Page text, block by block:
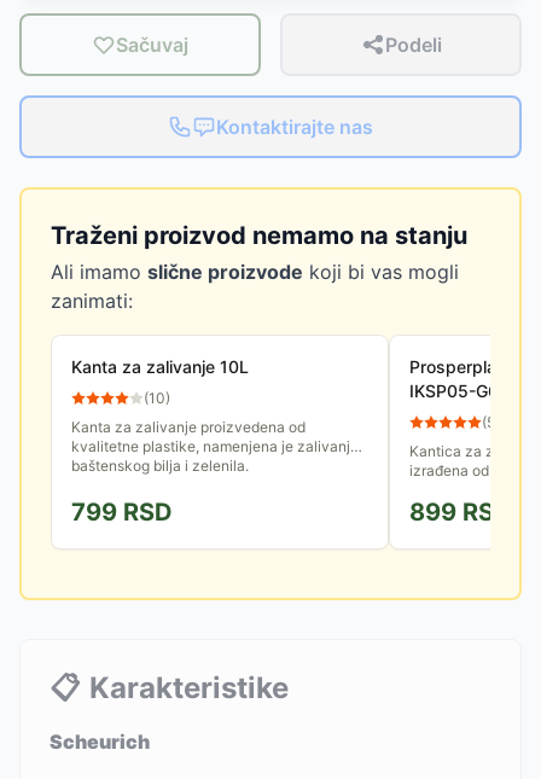
Sačuvaj Podeli
Kontaktirajte nas
Traženi proizvod nemamo na stanju
Ali imamo slične proizvode koji bi vas mogli
zanimati:
Kanta za zalivanje 10L
(10)
Kanta za zalivanje proizvedena od
kvalitetne plastike, namenjena je zalivanju
baštenskog bilja i zelenila.
799 RSD
Prosperplast
IKSP05-G642
(56
Kantica za
izrađena od
oštećenja, kao i na
899 RSD
📋 Karakteristike
Scheurich